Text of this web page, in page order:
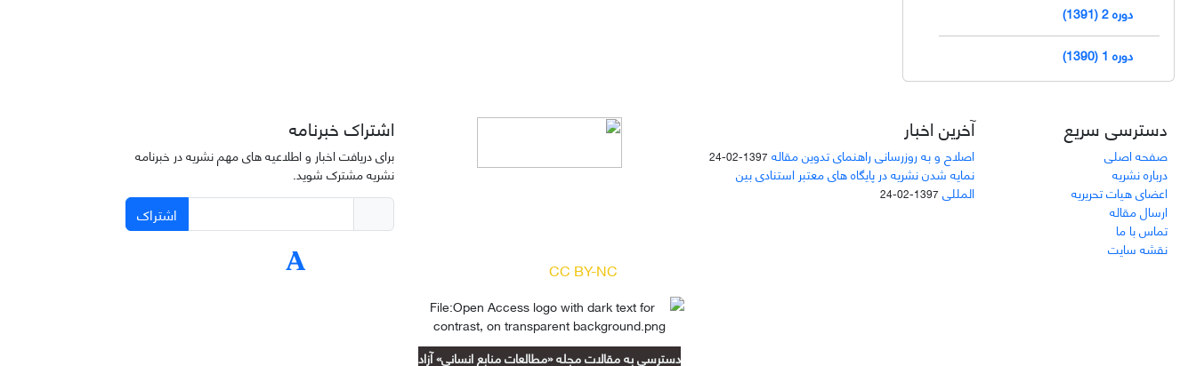
دوره 2 (1391)
دوره 1 (1390)
دسترسی سریع
صفحه اصلی
درباره نشریه
اعضای هیات تحریریه
ارسال مقاله
تماس با ما
نقشه سایت
آخرین اخبار
اصلاح و به روزرسانی راهنمای تدوین مقاله 1397-02-24
نمایه شدن نشریه در پایگاه های معتبر استنادی بین
المللی 1397-02-24
CC BY-NC
دسترسی به مقالات مجله «مطالعات منابع انسانی» آزاد
اشتراک خبرنامه
برای دریافت اخبار و اطلاعیه های مهم نشریه در خبرنامه
نشریه مشترک شوید.
اشتراک